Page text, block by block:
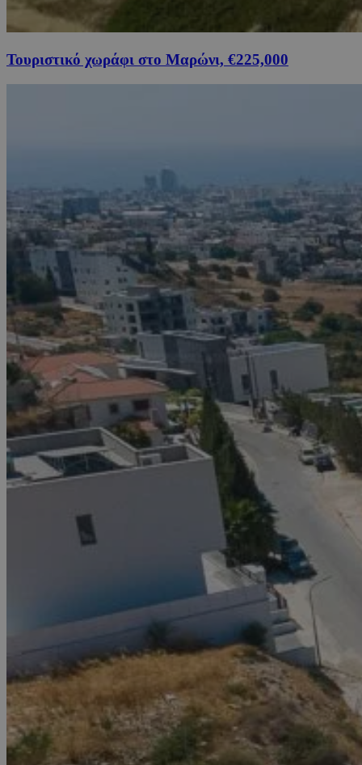
Τουριστικό χωράφι στο Μαρώνι, €225,000